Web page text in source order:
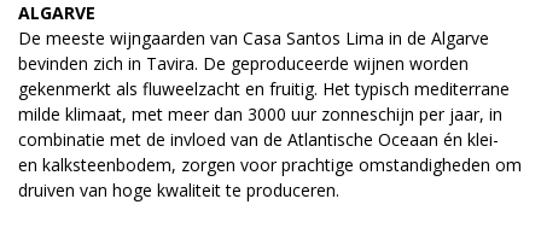
ALGARVE
De meeste wijngaarden van Casa Santos Lima in de Algarve
bevinden zich in Tavira. De geproduceerde wijnen worden
gekenmerkt als fluweelzacht en fruitig. Het typisch mediterrane
milde klimaat, met meer dan 3000 uur zonneschijn per jaar, in
combinatie met de invloed van de Atlantische Oceaan én klei-
en kalksteenbodem, zorgen voor prachtige omstandigheden om
druiven van hoge kwaliteit te produceren.